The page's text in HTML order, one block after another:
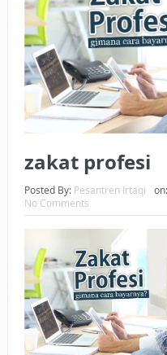
HAKIKAT NIKMAT DI
BAGAIMANA CARA
UANG HARAM BISA
KEPEMILIKANNYA BERUBAH
BAHASA CINTA KARENA
HUKUM MEMBAYAR
HUKUM MEMBAYAR
zakat profesi
Posted By: Pesantren Irtaqi on:
No Comments